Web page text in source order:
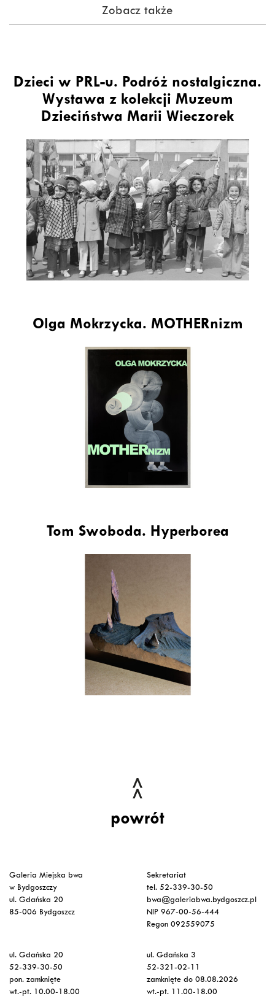
Zobacz także
Dzieci w PRL-u. Podróż nostalgiczna.
Wystawa z kolekcji Muzeum
Dzieciństwa Marii Wieczorek
Olga Mokrzycka. MOTHERnizm
Tom Swoboda. Hyperborea
powrót
Galeria Miejska bwa
w Bydgoszczy
ul. Gdańska 20
85-006 Bydgoszcz
Sekretariat
tel. 52-339-30-50
bwa@galeriabwa.bydgoszcz.pl
NIP 967-00-56-444
Regon 092559075
ul. Gdańska 20
52-339-30-50
pon. zamknięte
wt.-pt. 10.00-18.00
ul. Gdańska 3
52-321-02-11
zamknięte do 08.08.2026
wt.-pt. 11.00-18.00